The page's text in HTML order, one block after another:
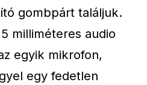
gombpárt találjuk.
milliméteres audio
egyik mikrofon,
egy fedetlen